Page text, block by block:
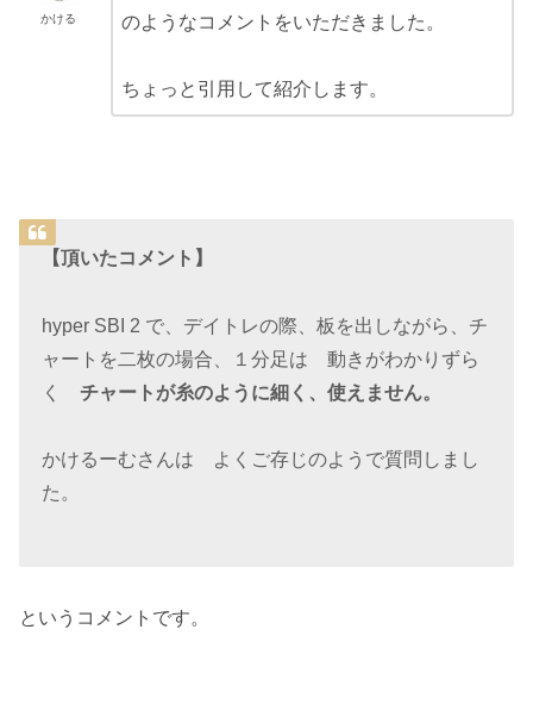
かける
のようなコメントをいただきました。
ちょっと引用して紹介します。
【頂いたコメント】
hyper SBI 2 で、デイトレの際、板を出しながら、チ
ャートを二枚の場合、１分足は 動きがわかりずら
くチャートが糸のように細く、使えません。
かけるーむさんは よくご存じのようで質問しまし
た。
というコメントです。